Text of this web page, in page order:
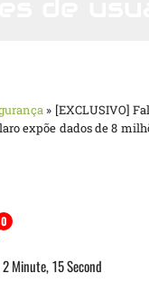
» [EXCLUSIVO]
expõe dados de 8
0
2 Minute, 15 Second